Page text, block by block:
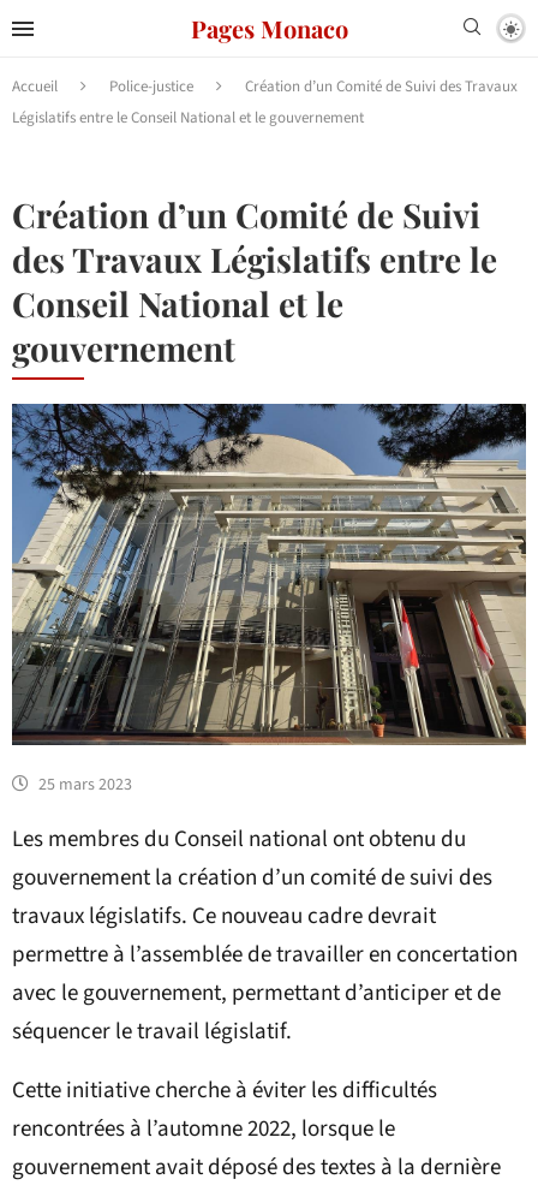
Pages Monaco
Accueil Police-justice
Création d’un Comité de Suivi des Travaux
Législatifs entre le Conseil National et le gouvernement
Création d’un Comité de Suivi
des Travaux Législatifs entre le
Conseil National et le
gouvernement
25 mars 2023
Les membres du Conseil national ont obtenu du
gouvernement la création d’un comité de suivi des
travaux législatifs. Ce nouveau cadre devrait
permettre à l’assemblée de travailler en concertation
avec le gouvernement, permettant d’anticiper et de
séquencer le travail législatif.
Cette initiative cherche à éviter les difficultés
rencontrées à l’automne 2022, lorsque le
gouvernement avait déposé des textes à la dernière